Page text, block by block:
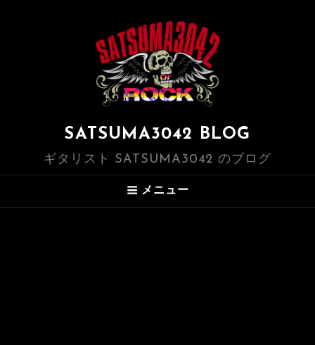
SATSUMA3042 BLOG
ギタリスト SATSUMA3042 のブログ
メニュー